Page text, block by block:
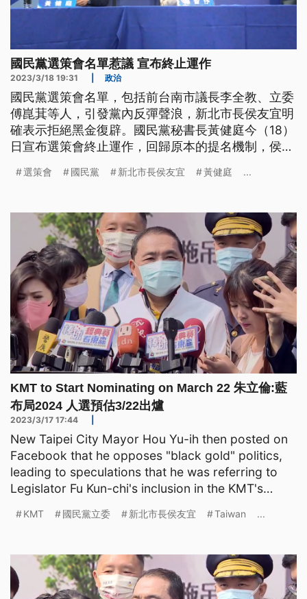
國民黨選策會名單惹議 宣布終止運作
2023/3/18 19:31 政治
國民黨選策會名單，包括前台南市議長李全教、立委
傅崑萁等人，引發黨內反彈聲浪，新北市長侯友宜明
確表示拒絕黑金復辟。國民黨秘書長黃健庭今（18）
日宣布選策會終止運作，回歸原本的提名機制，侯友
選策會 國民黨 新北市長侯友宜 黃健庭 ...
KMT to Start Nominating on March 22 朱立倫:藍
布局2024 人選預估3/22出爐
2023/3/17 17:44
New Taipei City Mayor Hou Yu-ih then posted on
Facebook that he opposes "black gold" politics,
leading to speculations that he was referring to
Legislator Fu Kun-chi's inclusion in the KMT's
KMT 國民黨立委 新北市長侯友宜 Taiwan ...